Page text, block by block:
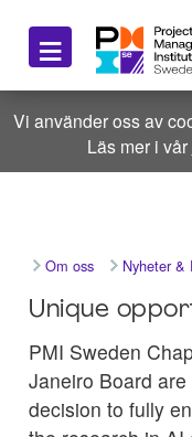
≡
Vi använder oss av
Läs mer i vår
Om oss Nyheter &
Unique
PMI Sweden
Janeiro Board
decision to fully